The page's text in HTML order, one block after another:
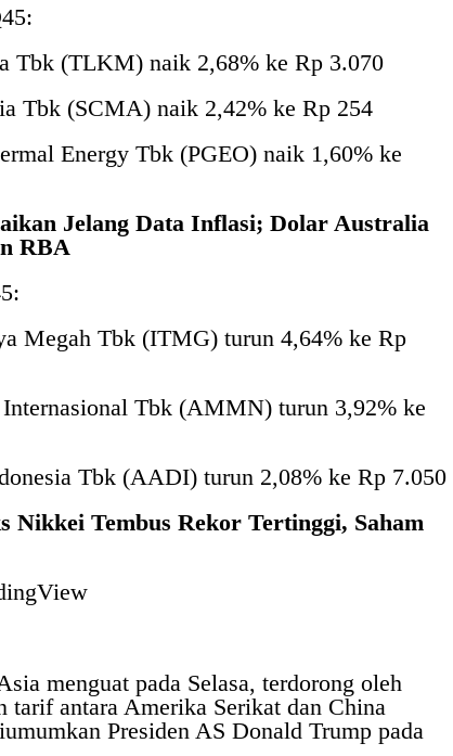
Tbk (TLKM) naik 2,68% ke Rp 3.070
Tbk (SCMA) naik 2,42% ke Rp 254
Energy Tbk (PGEO) naik 1,60% ke
Jelang Data Inflasi; Dolar Australia
RBA
Megah Tbk (ITMG) turun 4,64% ke Rp
Tbk (AMMN) turun 3,92% ke
Tbk (AADI) turun 2,08% ke Rp 7.050
Nikkei Tembus Rekor Tertinggi, Saham
menguat pada Selasa, terdorong oleh
tarif antara Amerika Serikat dan China
Presiden AS Donald Trump pada